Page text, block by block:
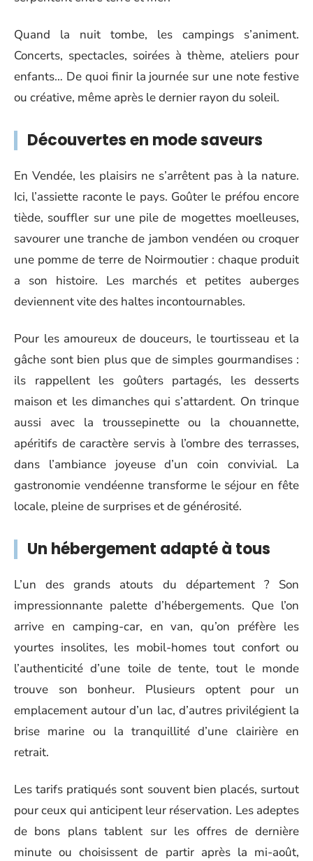
Quand la nuit tombe, les campings s’animent.
Concerts, spectacles, soirées à thème, ateliers pour
enfants… De quoi finir la journée sur une note festive
ou créative, même après le dernier rayon du soleil.
Découvertes en mode saveurs
En Vendée, les plaisirs ne s’arrêtent pas à la nature.
Ici, l’assiette raconte le pays. Goûter le préfou encore
tiède, souffler sur une pile de mogettes moelleuses,
savourer une tranche de jambon vendéen ou croquer
une pomme de terre de Noirmoutier : chaque produit
a son histoire. Les marchés et petites auberges
deviennent vite des haltes incontournables.
Pour les amoureux de douceurs, le tourtisseau et la
gâche sont bien plus que de simples gourmandises :
ils rappellent les goûters partagés, les desserts
maison et les dimanches qui s’attardent. On trinque
aussi avec la troussepinette ou la chouannette,
apéritifs de caractère servis à l’ombre des terrasses,
dans l’ambiance joyeuse d’un coin convivial. La
gastronomie vendéenne transforme le séjour en fête
locale, pleine de surprises et de générosité.
Un hébergement adapté à tous
L’un des grands atouts du département ? Son
impressionnante palette d’hébergements. Que l’on
arrive en camping-car, en van, qu’on préfère les
yourtes insolites, les mobil-homes tout confort ou
l’authenticité d’une toile de tente, tout le monde
trouve son bonheur. Plusieurs optent pour un
emplacement autour d’un lac, d’autres privilégient la
brise marine ou la tranquillité d’une clairière en
retrait.
Les tarifs pratiqués sont souvent bien placés, surtout
pour ceux qui anticipent leur réservation. Les adeptes
de bons plans tablent sur les offres de dernière
minute ou choisissent de partir après la mi-août,